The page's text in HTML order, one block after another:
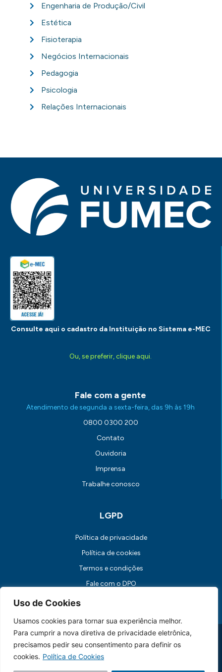
Uso de Cookies
Usamos cookies para tornar sua experiência melhor.
Para cumprir a nova diretiva de privacidade eletrônica,
precisamos pedir seu consentimento para definir os
cookies. Política de Cookies
Engenharia de Produção/Civil
Estética
Fisioterapia
Negócios Internacionais
Pedagogia
Psicologia
Relações Internacionais
Consulte aqui o cadastro da Instituição no Sistema e-MEC
Ou, se preferir, clique aqui.
Fale com a gente
Atendimento de segunda a sexta-feira, das 9h às 19h
0800 0300 200
Contato
Ouvidoria
Imprensa
Trabalhe conosco
LGPD
Política de privacidade
Política de cookies
Termos e condições
Fale com o DPO
Canal de Comunicação com os Titulares dos Dados
Universidade FUMEC: Rua Cobre, 200 Bairro Cruzeiro CEP: 30.310-
190 Belo Horizonte / MG
CNPJ: 17.253.253/0001-70